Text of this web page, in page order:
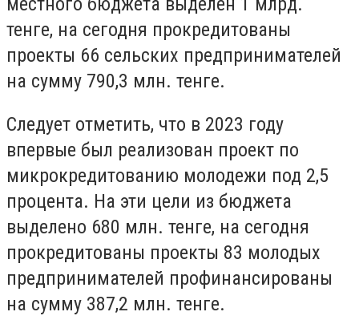
тенге, на сегодня прокредитованы
проекты 66 сельских предпринимателей
на сумму 790,3 млн. тенге.
Следует отметить, что в 2023 году
впервые был реализован проект по
микрокредитованию молодежи под 2,5
процента. На эти цели из бюджета
выделено 680 млн. тенге, на сегодня
прокредитованы проекты 83 молодых
предпринимателей профинансированы
на сумму 387,2 млн. тенге.